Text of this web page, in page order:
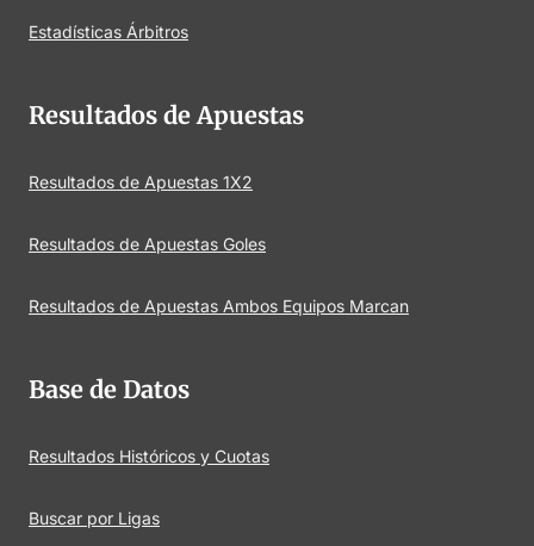
Estadísticas Árbitros
Resultados de Apuestas
Resultados de Apuestas 1X2
Resultados de Apuestas Goles
Resultados de Apuestas Ambos Equipos Marcan
Base de Datos
Resultados Históricos y Cuotas
Buscar por Ligas